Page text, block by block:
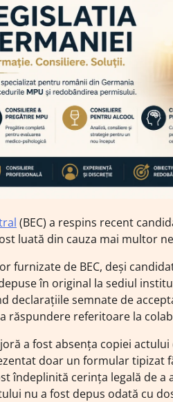
(BEC) a respins recent
luată din cauza mai multor
furnizate de BEC, deși
în original la sediul
declarațiile semnate de
răspundere referitoare la
a fost absența copiei
doar un formular tipizat
îndeplinită cerința legală de a
nu a fost depus odată cu